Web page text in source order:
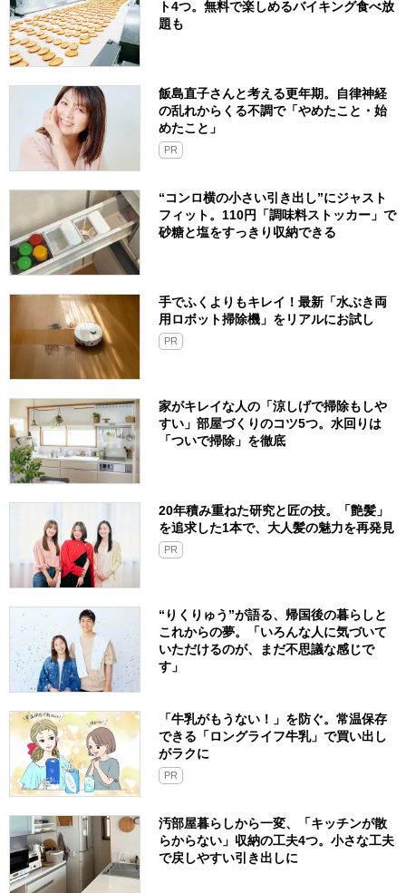
ト4つ。無料で楽しめるバイキング食べ放
題も
飯島直子さんと考える更年期。自律神経
の乱れからくる不調で「やめたこと・始
めたこと」
PR
“コンロ横の小さい引き出し”にジャスト
フィット。110円「調味料ストッカー」で
砂糖と塩をすっきり収納できる
手でふくよりもキレイ！最新「水ぶき両
用ロボット掃除機」をリアルにお試し
PR
家がキレイな人の「涼しげで掃除もしや
すい」部屋づくりのコツ5つ。水回りは
「ついで掃除」を徹底
20年積み重ねた研究と匠の技。「艶髪」
を追求した1本で、大人髪の魅力を再発見
PR
“りくりゅう”が語る、帰国後の暮らしと
これからの夢。「いろんな人に気づいて
いただけるのが、まだ不思議な感じで
す」
「牛乳がもうない！」を防ぐ。常温保存
できる「ロングライフ牛乳」で買い出し
がラクに
PR
汚部屋暮らしから一変、「キッチンが散
らからない」収納の工夫4つ。小さな工夫
で戻しやすい引き出しに